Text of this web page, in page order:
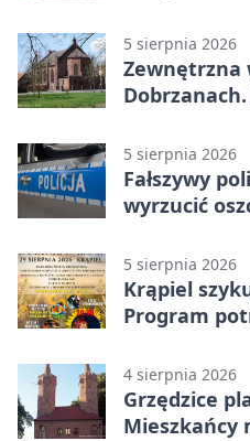
5 sierpnia 2026
Zewnętrzna
5 sierpnia 2026
Fałszywy
wyrzucić
5 sierpnia 2026
Krąpiel
Program
4 sierpnia 2026
Grzędzice
Mieszkańcy